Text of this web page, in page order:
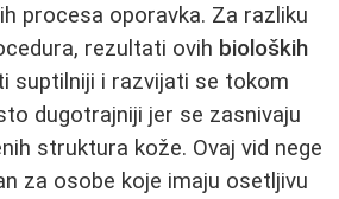
procesa oporavka. Za razliku
rezultati ovih bioloških
suptilniji i razvijati se tokom
dugotrajniji jer se zasnivaju
struktura kože. Ovaj vid nege
za osobe koje imaju osetljivu